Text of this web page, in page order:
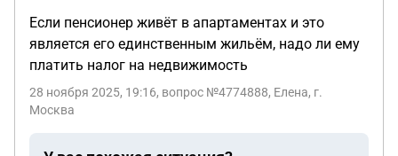
Если пенсионер живёт в апартаментах и это
является его единственным жильём, надо ли ему
платить налог на недвижимость
28 ноября 2025, 19:16, вопрос №4774888, Елена, г.
Москва